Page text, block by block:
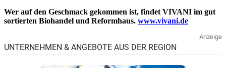
Wer auf den Geschmack gekommen ist, findet VIVANI im gut
sortierten Biohandel und Reformhaus. www.vivani.de